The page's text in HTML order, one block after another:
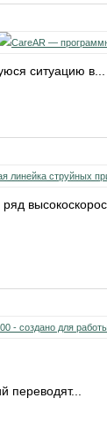
ситуацию в...